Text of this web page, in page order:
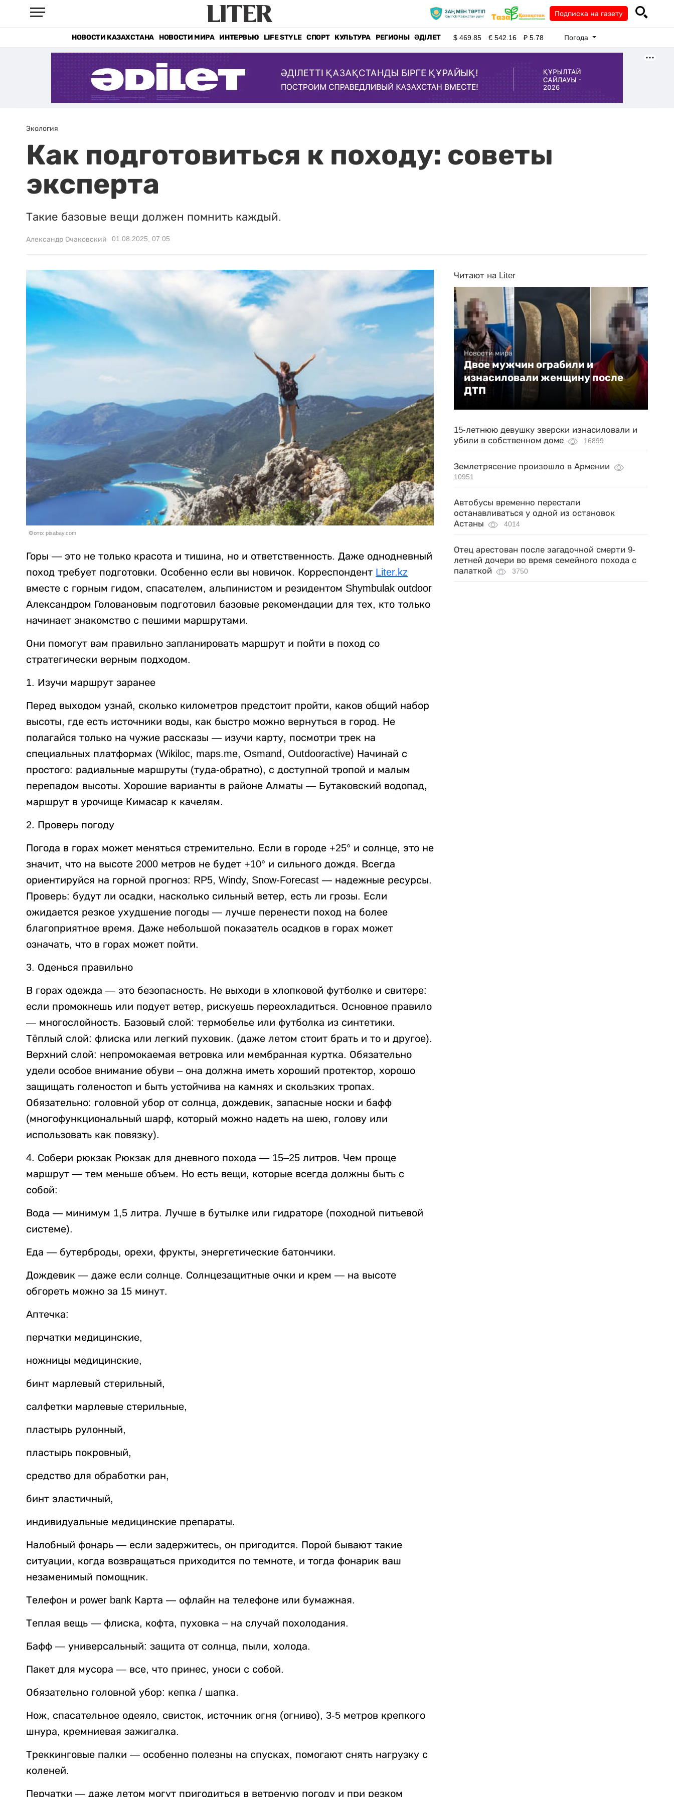
Подписка на газету
НОВОСТИ КАЗАХСТАНА НОВОСТИ МИРА ИНТЕРВЬЮ LIFE STYLE СПОРТ КУЛЬТУРА РЕГИОНЫ ӘДІЛЕТ $469.85 €542.16 ₽5.78 Погода
Экология
Как подготовиться к походу: советы
эксперта
Такие базовые вещи должен помнить каждый.
Александр Очаковский 01.08.2025, 07:05
Фото: pixabay.com
Горы — это не только красота и тишина, но и ответственность. Даже однодневный
поход требует подготовки. Особенно если вы новичок. Корреспондент Liter.kz
вместе с горным гидом, спасателем, альпинистом и резидентом Shymbulak outdoor
Александром Головановым подготовил базовые рекомендации для тех, кто только
начинает знакомство с пешими маршрутами.
Они помогут вам правильно запланировать маршрут и пойти в поход со
стратегически верным подходом.
1. Изучи маршрут заранее
Перед выходом узнай, сколько километров предстоит пройти, каков общий набор
высоты, где есть источники воды, как быстро можно вернуться в город. Не
полагайся только на чужие рассказы — изучи карту, посмотри трек на
специальных платформах (Wikiloc, maps.me, Osmand, Outdooractive) Начинай с
простого: радиальные маршруты (туда-обратно), с доступной тропой и малым
перепадом высоты. Хорошие варианты в районе Алматы — Бутаковский водопад,
маршрут в урочище Кимасар к качелям.
2. Проверь погоду
Погода в горах может меняться стремительно. Если в городе +25° и солнце, это не
значит, что на высоте 2000 метров не будет +10° и сильного дождя. Всегда
ориентируйся на горной прогноз: RP5, Windy, Snow-Forecast — надежные ресурсы.
Проверь: будут ли осадки, насколько сильный ветер, есть ли грозы. Если
ожидается резкое ухудшение погоды — лучше перенести поход на более
благоприятное время. Даже небольшой показатель осадков в горах может
означать, что в горах может пойти.
3. Оденься правильно
В горах одежда — это безопасность. Не выходи в хлопковой футболке и свитере:
если промокнешь или подует ветер, рискуешь переохладиться. Основное правило
— многослойность. Базовый слой: термобелье или футболка из синтетики.
Тёплый слой: флиска или легкий пуховик. (даже летом стоит брать и то и другое).
Верхний слой: непромокаемая ветровка или мембранная куртка. Обязательно
удели особое внимание обуви – она должна иметь хороший протектор, хорошо
защищать голеностоп и быть устойчива на камнях и скользких тропах.
Обязательно: головной убор от солнца, дождевик, запасные носки и бафф
(многофункциональный шарф, который можно надеть на шею, голову или
использовать как повязку).
4. Собери рюкзак Рюкзак для дневного похода — 15–25 литров. Чем проще
маршрут — тем меньше объем. Но есть вещи, которые всегда должны быть с
собой:
Вода — минимум 1,5 литра. Лучше в бутылке или гидраторе (походной питьевой
системе).
Еда — бутерброды, орехи, фрукты, энергетические батончики.
Дождевик — даже если солнце. Солнцезащитные очки и крем — на высоте
обгореть можно за 15 минут.
Аптечка:
перчатки медицинские,
ножницы медицинские,
бинт марлевый стерильный,
салфетки марлевые стерильные,
пластырь рулонный,
пластырь покровный,
средство для обработки ран,
бинт эластичный,
индивидуальные медицинские препараты.
Налобный фонарь — если задержитесь, он пригодится. Порой бывают такие
ситуации, когда возвращаться приходится по темноте, и тогда фонарик ваш
незаменимый помощник.
Телефон и power bank Карта — офлайн на телефоне или бумажная.
Теплая вещь — флиска, кофта, пуховка – на случай похолодания.
Бафф — универсальный: защита от солнца, пыли, холода.
Пакет для мусора — все, что принес, уноси с собой.
Обязательно головной убор: кепка / шапка.
Нож, спасательное одеяло, свисток, источник огня (огниво), 3-5 метров крепкого
шнура, кремниевая зажигалка.
Треккинговые палки — особенно полезны на спусках, помогают снять нагрузку с
коленей.
Перчатки — даже летом могут пригодиться в ветреную погоду и при резком
Читают на Liter
Новости мира
Двое мужчин ограбили и
изнасиловали женщину после
ДТП
15-летнюю девушку зверски изнасиловали и
убили в собственном доме
16899
Землетрясение произошло в Армении
10951
Автобусы временно перестали
останавливаться у одной из остановок
Астаны
4014
Отец арестован после загадочной смерти 9-
летней дочери во время семейного похода с
палаткой
3750